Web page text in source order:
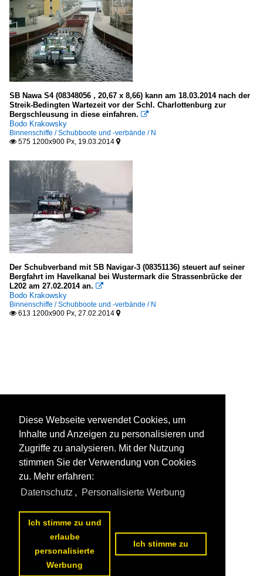
SB Nawa S4 (08348056 , 20,67 x 8,66) kann am 18.03.2014 nach der
Streik-Bedingten Wartezeit vor der Schl. Charlottenburg zur
Bergschleusung in diese einfahren. 
Bodo Krakowsky
Binnenschiffe / Schubboote und -verbände / N
 575 1200x900 Px, 19.03.2014 
Der Schubverband mit SB Navigar-3 (08351136) steuert auf seiner
Bergfahrt im Havelkanal bei Wustermark die Strassenbrücke der
L202 am 27.02.2014 an. 
Bodo Krakowsky
Binnenschiffe / Schubboote und -verbände / N
 613 1200x900 Px, 27.02.2014 
Diese Webseite verwendet Cookies, um
Inhalte und Anzeigen zu personalisieren und
Zugriffe zu analysieren. Mit der Nutzung
stimmen Sie der Verwendung von Cookies
zu. Mehr erfahren:
Datenschutz , Personalisierte Werbung
Ich stimme zu und
erlaube
personalisierte
Werbung
Ich stimme zu